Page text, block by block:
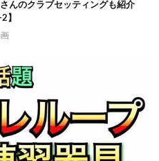
んのクラブセッティングも紹介
】